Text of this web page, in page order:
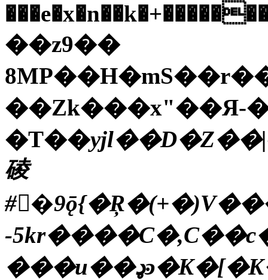
��z9��
��Zk���x"��Я-
͏�T��
碐
-
���u��ډͽ�K�[�K��|=�L���jKg�